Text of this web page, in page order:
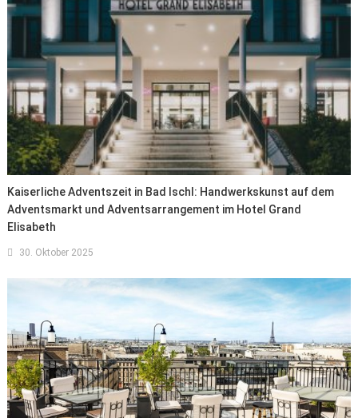
Kaiserliche Adventszeit in Bad Ischl: Handwerkskunst auf dem
Adventsmarkt und Adventsarrangement im Hotel Grand
Elisabeth
30. Oktober 2025